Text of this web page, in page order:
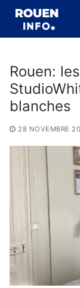
Aller
contenu
Rouen:
blanches
28 NOVEMBRE